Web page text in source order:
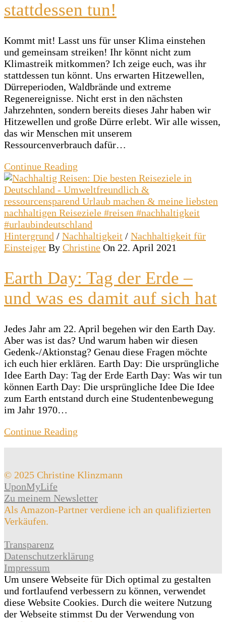
stattdessen tun!
Kommt mit! Lasst uns für unser Klima einstehen
und gemeinsam streiken! Ihr könnt nicht zum
Klimastreik mitkommen? Ich zeige euch, was ihr
stattdessen tun könnt. Uns erwarten Hitzewellen,
Dürreperioden, Waldbrände und extreme
Regenereignisse. Nicht erst in den nächsten
Jahrzehnten, sondern bereits dieses Jahr haben wir
Hitzewellen und große Dürre erlebt. Wir alle wissen,
das wir Menschen mit unserem
Ressourcenverbrauch dafür…
Continue Reading
Hintergrund / Nachhaltigkeit / Nachhaltigkeit für
Einsteiger By Christine On 22. April 2021
Earth Day: Tag der Erde –
und was es damit auf sich hat
Jedes Jahr am 22. April begehen wir den Earth Day.
Aber was ist das? Und warum haben wir diesen
Gedenk-/Aktionstag? Genau diese Fragen möchte
ich euch hier erklären. Earth Day: Die ursprüngliche
Idee Earth Day: Tag der Erde Earth Day: Was wir tun
können Earth Day: Die ursprüngliche Idee Die Idee
zum Earth entstand durch eine Studentenbewegung
im Jahr 1970…
Continue Reading
© 2025 Christine Klinzmann
UponMyLife
Zu meinem Newsletter
Als Amazon-Partner verdiene ich an qualifizierten
Verkäufen.
Transparenz
Datenschutzerklärung
Impressum
Um unsere Webseite für Dich optimal zu gestalten
und fortlaufend verbessern zu können, verwendet
diese Website Cookies. Durch die weitere Nutzung
der Webseite stimmst Du der Verwendung von